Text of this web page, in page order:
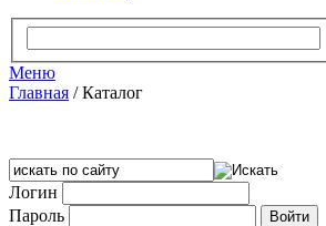
Меню
Главная /Каталог
Логин
Пароль